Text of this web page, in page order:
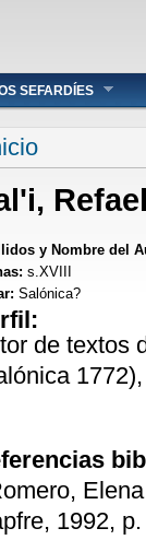
SEFARDÍES
encuentra
y Nombre del
s.XVIII
Salónica?
de textos
1992,